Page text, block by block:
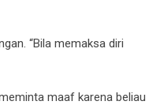
“Bila memaksa diri
maaf karena beliau